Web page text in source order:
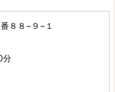
８８−９−１
分